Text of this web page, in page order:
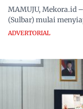
MAMUJU, Mekora.id
(Sulbar) mulai
ADVERTORIAL